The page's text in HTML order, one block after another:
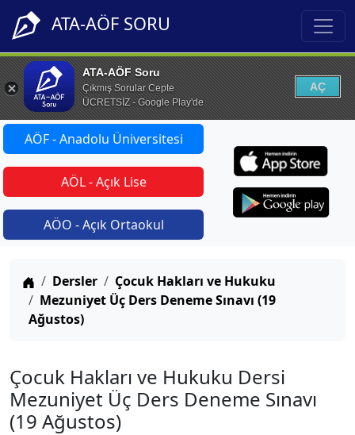
ATA-AÖF SORU
ATA-AÖF Soru
Çıkmış Sorular Cepte
ÜCRETSİZ - Google Play'de
AÇ
AÖF - Anadolu Üniversitesi
AÖL - Açık Lise
AÖO - Açık Ortaokul
Anasayfa
Dersler
Çocuk Hakları ve Hukuku
Mezuniyet Üç Ders Deneme Sınavı (19
Ağustos)
Çocuk Hakları ve Hukuku Dersi
Mezuniyet Üç Ders Deneme Sınavı
(19 Ağustos)